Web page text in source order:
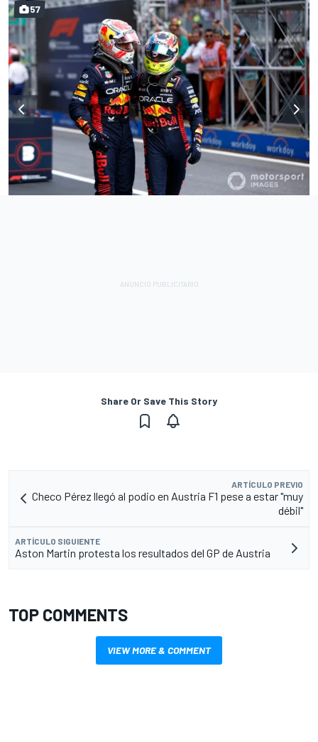
57
Share Or Save This Story
ARTÍCULO PREVIO
Checo Pérez llegó al podio en Austria F1 pese a estar "muy
débil"
ARTÍCULO SIGUIENTE
Aston Martin protesta los resultados del GP de Austria
TOP COMMENTS
VIEW MORE & COMMENT